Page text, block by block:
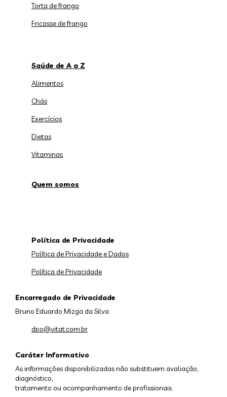
Torta de frango
Fricasse de frango
Saúde de A a Z
Alimentos
Chás
Exercícios
Dietas
Vitaminas
Quem somos
Caráter Informativo
As informações disponibilizadas não substituem avaliação,
diagnóstico,
tratamento ou acompanhamento de profissionais.
Política de Privacidade
Política de Privacidade e Dados
Política de Privacidade
Encarregado de Privacidade
Bruno Eduardo Mizga da Silva
dpo@vitat.com.br